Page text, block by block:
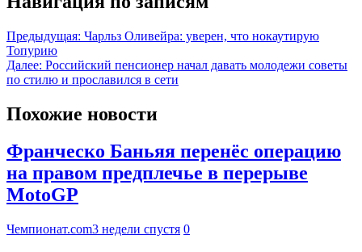
Предыдущая: Чарльз Оливейра: уверен, что нокаутирую
Топурию
Далее: Российский пенсионер начал давать молодежи советы
по стилю и прославился в сети
Похожие новости
Франческо Баньяя перенёс операцию
на правом предплечье в перерыве
MotoGP
Чемпионат.com3 недели спустя 0